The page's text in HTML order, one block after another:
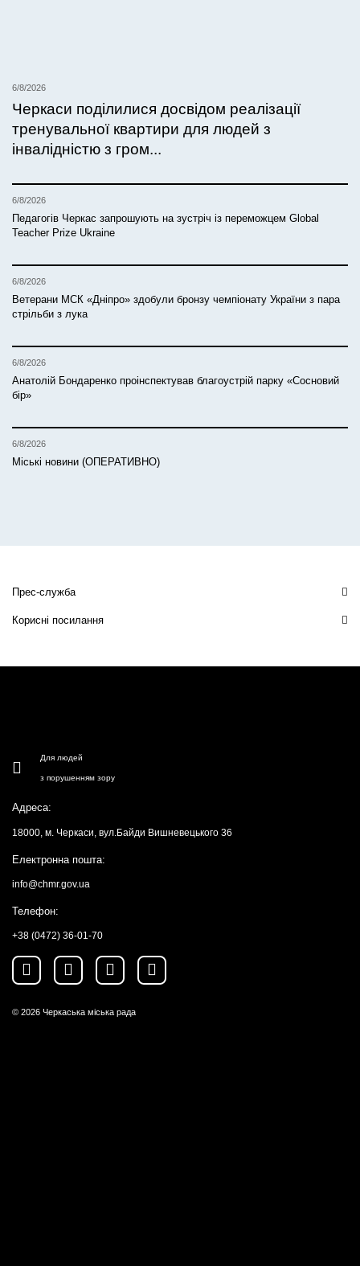
6/8/2026
Черкаси поділилися досвідом реалізації
тренувальної квартири для людей з
інвалідністю з гром...
6/8/2026
Педагогів Черкас запрошують на зустріч із переможцем Global
Teacher Prize Ukraine
6/8/2026
Ветерани МСК «Дніпро» здобули бронзу чемпіонату України з пара
стрільби з лука
6/8/2026
Анатолій Бондаренко проінспектував благоустрій парку «Сосновий
бір»
6/8/2026
Міські новини (ОПЕРАТИВНО)
Прес-служба
Корисні посилання
Для людей
з порушенням зору
Адреса:
18000, м. Черкаси, вул.Байди Вишневецького 36
Електронна пошта:
info@chmr.gov.ua
Телефон:
+38 (0472) 36-01-70
© 2026 Черкаська міська рада